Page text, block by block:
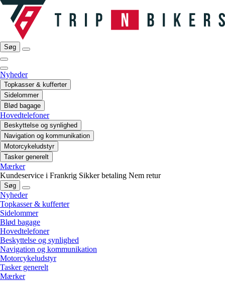
Søg
Nyheder
Topkasser & kufferter
Sidelommer
Blød bagage
Hovedtelefoner
Beskyttelse og synlighed
Navigation og kommunikation
Motorcykeludstyr
Tasker generelt
Mærker
Kundeservice i Frankrig Sikker betaling Nem retur
Søg
Nyheder
Topkasser & kufferter
Sidelommer
Blød bagage
Hovedtelefoner
Beskyttelse og synlighed
Navigation og kommunikation
Motorcykeludstyr
Tasker generelt
Mærker